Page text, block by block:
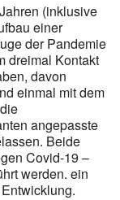
(inklusive
einer
der Pandemie
dreimal Kontakt
davon
einmal mit dem
angepasste
Beide
Covid-19 –
werden. ein